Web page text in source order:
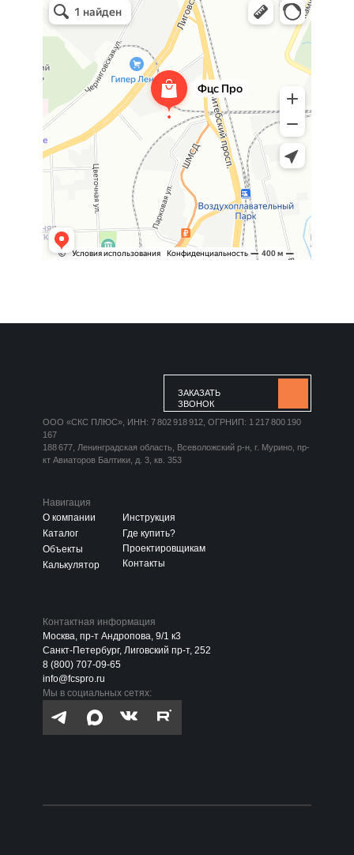
Навигация
О компании
Каталог
Объекты
Калькулятор
Инструкция
Где купить?
Проектировщикам
Контакты
Контактная информация
Москва, пр-т Андропова, 9/1 к3
Санкт-Петербург, Лиговский пр-т, 252
8 (800) 707-09-65
info@fcspro.ru
Мы в социальных сетях:
ЗАКАЗАТЬ
ЗВОНОК
ООО «СКС ПЛЮС», ИНН: 7 802 918 912, ОГРНИП: 1 217 800 190
167
188 677, Ленинградская область, Всеволожский р-н, г. Мурино, пр-
кт Авиаторов Балтики, д. 3, кв. 353